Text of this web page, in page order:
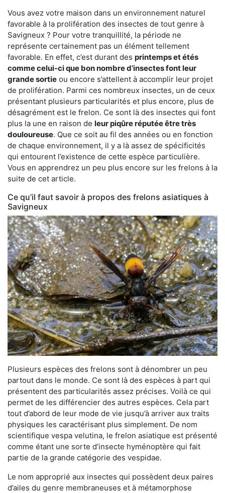
Vous avez votre maison dans un environnement naturel
favorable à la prolifération des insectes de tout genre à
Savigneux ? Pour votre tranquillité, la période ne
représente certainement pas un élément tellement
favorable. En effet, c’est durant des printemps et étés
comme celui-ci que bon nombre d’insectes font leur
grande sortie ou encore s’attellent à accomplir leur projet
de prolifération. Parmi ces nombreux insectes, un de ceux
présentant plusieurs particularités et plus encore, plus de
désagrément est le frelon. Ce sont là des insectes qui font
plus la une en raison de leur piqûre réputée être très
douloureuse. Que ce soit au fil des années ou en fonction
de chaque environnement, il y a là assez de spécificités
qui entourent l’existence de cette espèce particulière.
Vous en apprendrez un peu plus encore sur les frelons à la
suite de cet article.
Ce qu’il faut savoir à propos des frelons asiatiques à
Savigneux
Plusieurs espèces des frelons sont à dénombrer un peu
partout dans le monde. Ce sont là des espèces à part qui
présentent des particularités assez précises. Voilà ce qui
permet de les différencier des autres espèces. Cela part
tout d’abord de leur mode de vie jusqu’à arriver aux traits
physiques les caractérisant plus simplement. De nom
scientifique vespa velutina, le frelon asiatique est présenté
comme étant une sorte d’insecte hyménoptère qui fait
partie de la grande catégorie des vespidae.
Le nom approprié aux insectes qui possèdent deux paires
d’ailes du genre membraneuses et à métamorphose